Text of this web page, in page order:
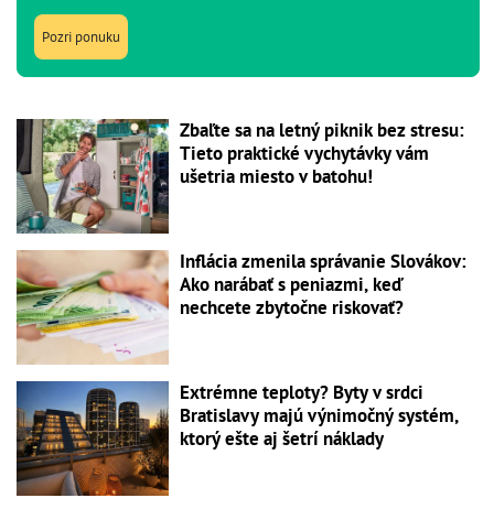
Pozri ponuku
Zbaľte sa na letný piknik bez stresu:
Tieto praktické vychytávky vám
ušetria miesto v batohu!
Inflácia zmenila správanie Slovákov:
Ako narábať s peniazmi, keď
nechcete zbytočne riskovať?
Extrémne teploty? Byty v srdci
Bratislavy majú výnimočný systém,
ktorý ešte aj šetrí náklady